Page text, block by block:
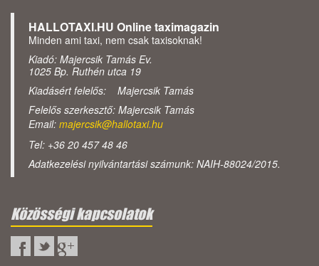
HALLOTAXI.HU Online taximagazin
Minden ami taxi, nem csak taxisoknak!
Kiadó: Majercsik Tamás Ev.
1025 Bp. Ruthén utca 19
Kiadásért felelős: Majercsik Tamás
Felelős szerkesztő: Majercsik Tamás
Email: majercsik@hallotaxi.hu
Tel: +36 20 457 48 46
Adatkezelési nyilvántartási számunk: NAIH-88024/2015.
Közösségi kapcsolatok